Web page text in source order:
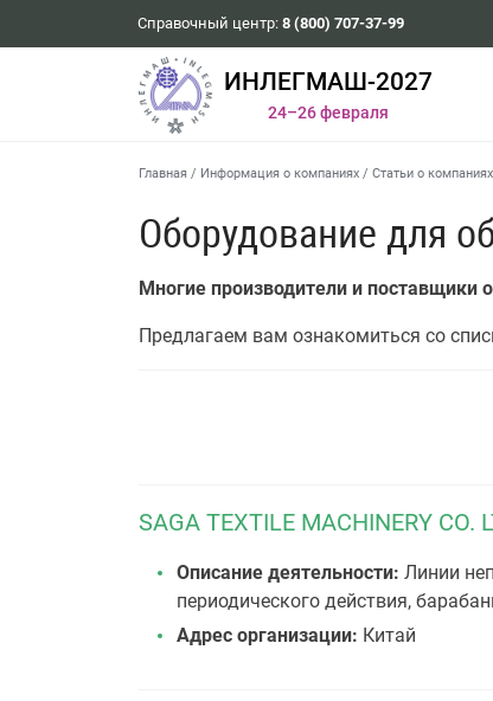
Справочный центр: 8 (800) 707-37-99
ИНЛЕГМАШ-2027
24–26 февраля
Главная / Информация о компаниях / Статьи о компаниях
Оборудование для
Многие производители и
Предлагаем вам ознакомиться со
SAGA TEXTILE MACHINERY CO.
Описание деятельности: Линии
периодического действия,
Адрес организации: Китай